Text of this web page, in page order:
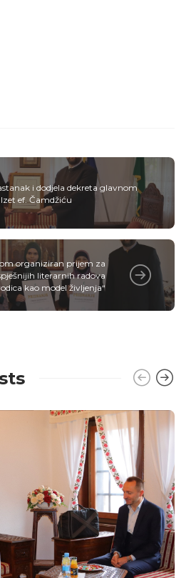
i dodjela dekreta glavnom
ef. Čamdžiću
organiziran prijem za
literarnih radova
kao model življenja“